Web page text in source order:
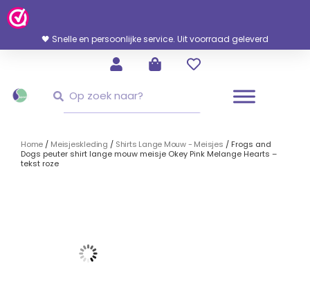
Ga
Naar
Inhoud
🖤 Snelle en persoonlijke service. Uit voorraad geleverd
Home / Meisjeskleding / Shirts Lange Mouw - Meisjes / Frogs and
Dogs peuter shirt lange mouw meisje Okey Pink Melange Hearts –
tekst roze